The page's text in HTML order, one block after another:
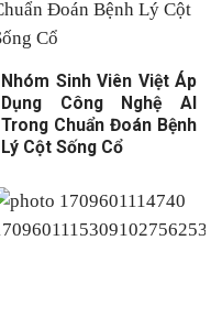
Nhóm Sinh Viên Việt Áp
Dụng Công Nghệ AI
Trong Chuẩn Đoán Bệnh
Lý Cột Sống Cổ